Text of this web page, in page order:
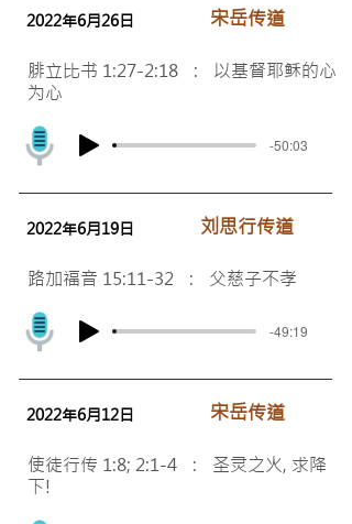
2022年6月26日 宋岳传道
腓立比书 1:27-2:18 : 以基督耶稣的心
为心
-50:03
2022年6月19日 刘思行传道
路加福音 15:11-32 : 父慈子不孝
-49:19
2022年6月12日 ​宋岳传道
使徒行传 1:8; 2:1-4 : 圣灵之火, 求降
下!